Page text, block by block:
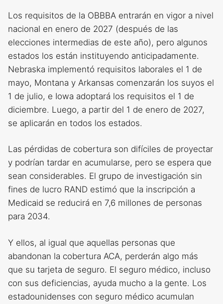
Los requisitos de la OBBBA entrarán en vigor a nivel
nacional en enero de 2027 (después de las
elecciones intermedias de este año), pero algunos
estados los están instituyendo anticipadamente.
Nebraska implementó requisitos laborales el 1 de
mayo, Montana y Arkansas comenzarán los suyos el
1 de julio, e Iowa adoptará los requisitos el 1 de
diciembre. Luego, a partir del 1 de enero de 2027,
se aplicarán en todos los estados.
Las pérdidas de cobertura son difíciles de proyectar
y podrían tardar en acumularse, pero se espera que
sean considerables. El grupo de investigación sin
fines de lucro RAND estimó que la inscripción a
Medicaid se reducirá en 7,6 millones de personas
para 2034.
Y ellos, al igual que aquellas personas que
abandonan la cobertura ACA, perderán algo más
que su tarjeta de seguro. El seguro médico, incluso
con sus deficiencias, ayuda mucho a la gente. Los
estadounidenses con seguro médico acumulan